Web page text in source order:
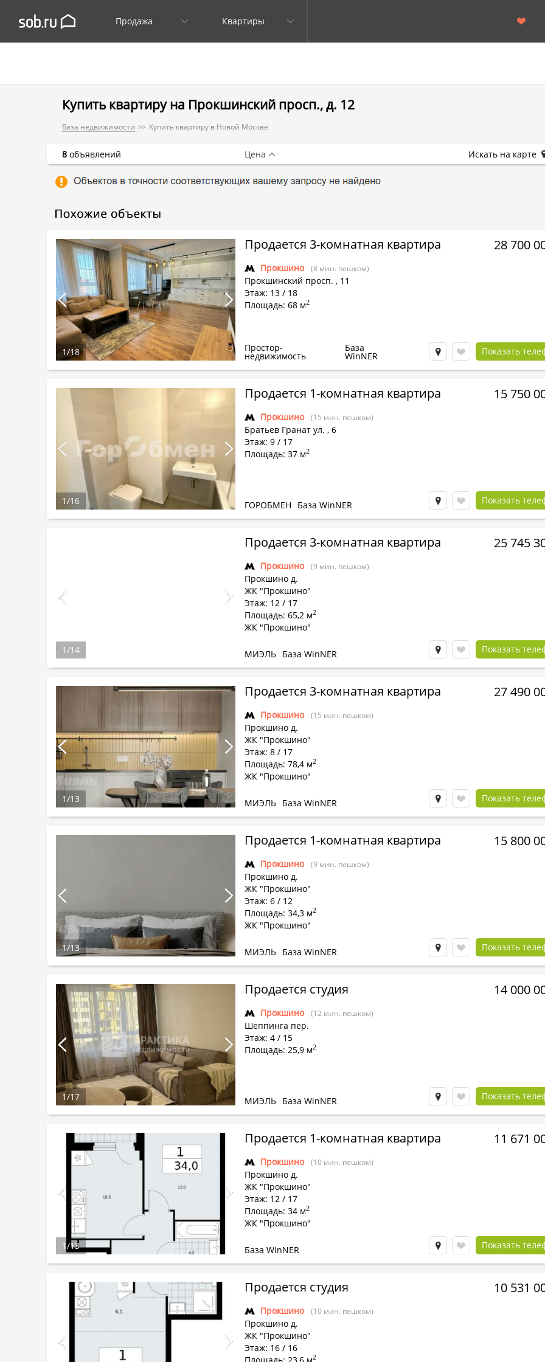
Продажа Квартиры
Купить квартиру на Прокшинский просп., д. 12
База недвижимости Купить квартиру в Новой Москве
Продается 3-комнатная квартира
Прокшино (8 мин. пешком)
Прокшинский просп. , 11
Этаж: 13 / 18
Площадь: 68 м2
28 700
Простор-
недвижимость
База
WinNER Показать
1/18
Продается 1-комнатная квартира
Прокшино (15 мин. пешком)
Братьев Гранат ул. , 6
Этаж: 9 / 17
Площадь: 37 м2
15 750
ГОРОБМЕН База WinNER Показать
1/16
Продается 3-комнатная квартира
Прокшино (9 мин. пешком)
Прокшино д.
ЖК "Прокшино"
Этаж: 12 / 17
Площадь: 65,2 м2
ЖК "Прокшино"
25 745
МИЭЛЬ База WinNER Показать
1/14
Продается 3-комнатная квартира
Прокшино (15 мин. пешком)
Прокшино д.
ЖК "Прокшино"
Этаж: 8 / 17
Площадь: 78,4 м2
ЖК "Прокшино"
27 490
МИЭЛЬ База WinNER Показать
1/13
Продается 1-комнатная квартира
Прокшино (9 мин. пешком)
Прокшино д.
ЖК "Прокшино"
Этаж: 6 / 12
Площадь: 34,3 м2
ЖК "Прокшино"
15 800
МИЭЛЬ База WinNER Показать
1/13
Продается студия
Прокшино (12 мин. пешком)
Шеппинга пер.
Этаж: 4 / 15
Площадь: 25,9 м2
14 000
МИЭЛЬ База WinNER Показать
1/17
Продается 1-комнатная квартира
Прокшино (10 мин. пешком)
Прокшино д.
ЖК "Прокшино"
Этаж: 12 / 17
Площадь: 34 м2
ЖК "Прокшино"
11 671
База WinNER Показать
1/13
Продается студия
Прокшино (10 мин. пешком)
Прокшино д.
ЖК "Прокшино"
Этаж: 16 / 16
2
10 531
8 объявлений Цена Искать на карте